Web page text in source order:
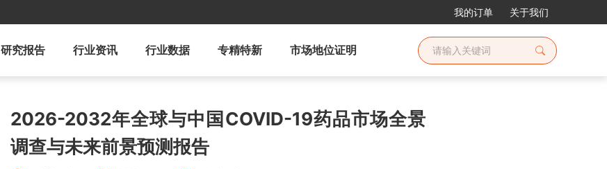
我的订单 关于我们
研究报告 行业资讯 行业数据 专精特新 市场地位证明
2026-2032年全球与中国COVID-19药品市场全景
调查与未来前景预测报告